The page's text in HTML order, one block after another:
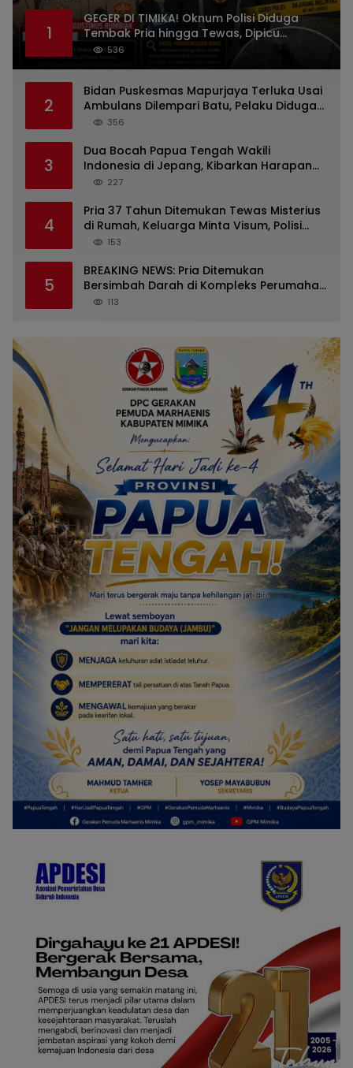
1
GEGER DI TIMIKA! Oknum Polisi Diduga
Tembak Pria hingga Tewas, Dipicu
Dugaan Persoalan Rumah Tangga
536
2
Bidan Puskesmas Mapurjaya Terluka Usai
Ambulans Dilempari Batu, Pelaku Diduga
Kelompok Mabuk di Jalan Poros Timika
356
3
Dua Bocah Papua Tengah Wakili
Indonesia di Jepang, Kibarkan Harapan
dari Mimika ke Panggung Dunia
227
4
Pria 37 Tahun Ditemukan Tewas Misterius
di Rumah, Keluarga Minta Visum, Polisi
Diminta Ungkap Penyebab Kematian
153
5
BREAKING NEWS: Pria Ditemukan
Bersimbah Darah di Kompleks Perumahan
RR Timika, Video Viral Gegerkan Warga
113